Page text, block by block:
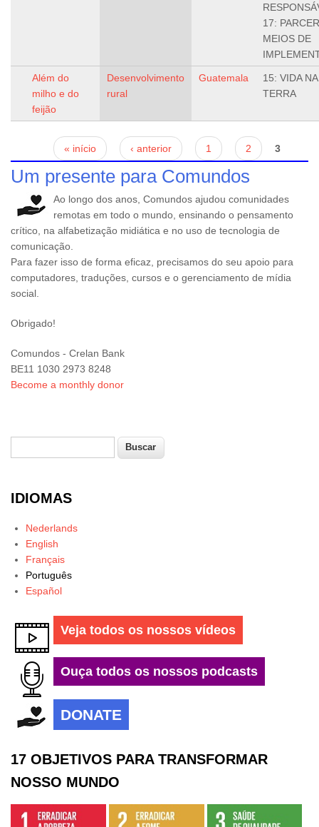
17:
MEIOS DE
Além do
milho e do
feijão
Desenvolvimento
rural
Guatemala
15: VIDA NA
TERRA
Páginas« início ‹ anterior 1 2 3
Um presente para Comundos
Ao longo dos anos, Comundos ajudou comunidades
remotas em todo o mundo, ensinando o pensamento
crítico, na alfabetização midiática e no uso de tecnologia de
comunicação.
Para fazer isso de forma eficaz, precisamos do seu apoio para
computadores, traduções, cursos e o gerenciamento de mídia
social.
Obrigado!
Comundos - Crelan Bank
BE11 1030 2973 8248
Become a monthly donor
Formulário de busca
IDIOMAS
Nederlands
English
Français
Português
Español
Veja todos os nossos vídeos
Ouça todos os nossos podcasts
DONATE
17 OBJETIVOS PARA TRANSFORMAR
NOSSO MUNDO